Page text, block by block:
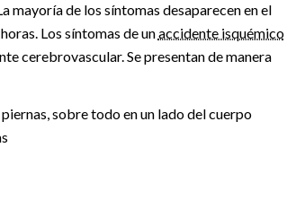
mayoría de los síntomas desaparecen en el
Los síntomas de unaccidente isquémico
cerebrovascular. Se presentan de manera
sobre todo en un lado del cuerpo